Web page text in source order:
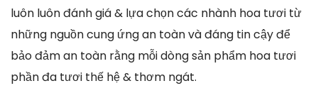
luôn luôn đánh giá & lựa chọn các nhành hoa tươi từ
những nguồn cung ứng an toàn và đáng tin cậy để
bảo đảm an toàn rằng mỗi dòng sản phẩm hoa tươi
phần đa tươi thế hệ & thơm ngát.